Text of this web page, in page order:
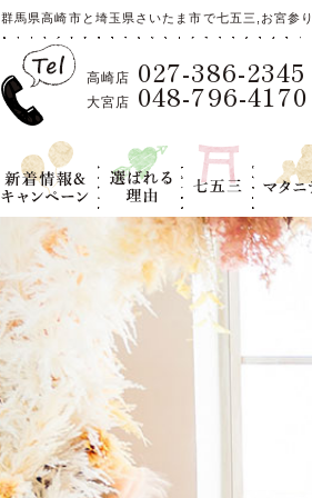
群馬県高崎市と埼玉県さいたま市で七五三,お宮参
高崎店 027-386-2345
大宮店 048-796-4170
新着情報＆キ
ャンペーン
選ばれる理
由
七五三 マタニテ